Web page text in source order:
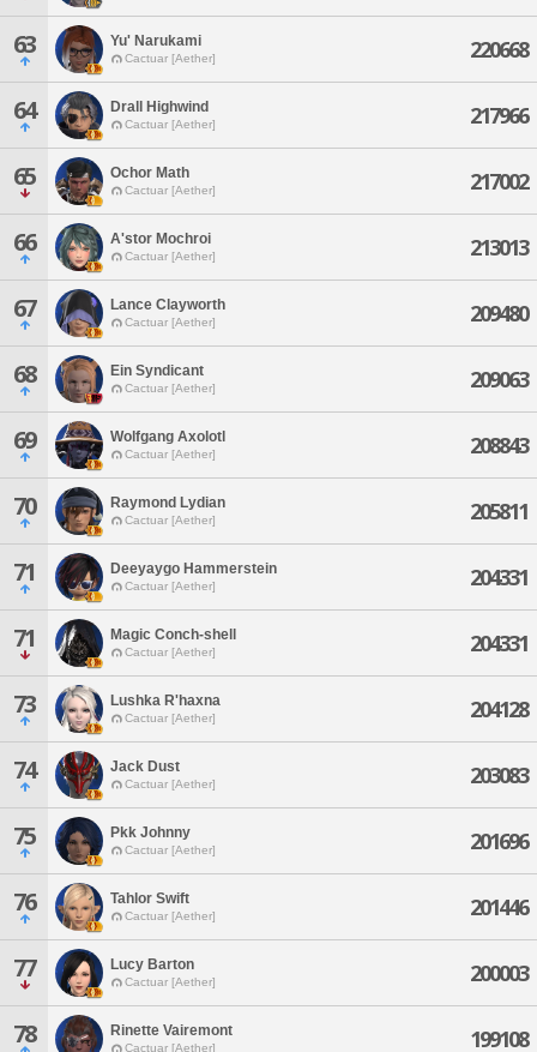
63 Yu' Narukami
Cactuar [Aether] 220668
64 Drall Highwind
Cactuar [Aether] 217966
65 Ochor Math
Cactuar [Aether] 217002
66 A'stor Mochroi
Cactuar [Aether] 213013
67 Lance Clayworth
Cactuar [Aether] 209480
68 Ein Syndicant
Cactuar [Aether] 209063
69 Wolfgang Axolotl
Cactuar [Aether] 208843
70 Raymond Lydian
Cactuar [Aether] 205811
71 Deeyaygo Hammerstein
Cactuar [Aether] 204331
71 Magic Conch-shell
Cactuar [Aether] 204331
73 Lushka R'haxna
Cactuar [Aether] 204128
74 Jack Dust
Cactuar [Aether] 203083
75 Pkk Johnny
Cactuar [Aether] 201696
76 Tahlor Swift
Cactuar [Aether] 201446
77 Lucy Barton
Cactuar [Aether] 200003
78 Rinette Vairemont
Cactuar [Aether] 199108